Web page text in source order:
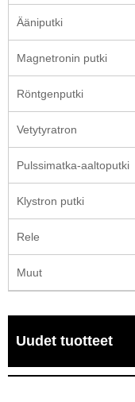
Ääniputki
Magnetronin putki
Röntgenputki
Vetytyratron
Pulssimatka-aaltoputki
Klystron putki
Rele
Muut
Uudet tuotteet